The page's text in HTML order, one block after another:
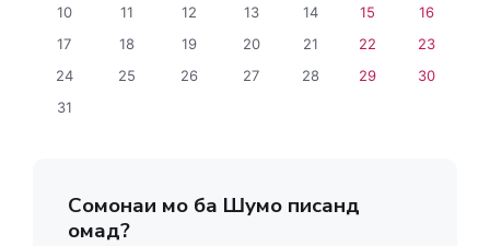
10
11 12 13 14 15
16
17
18 19 20 21 22
23
24
25 26 27 28 29
30
31
Сомонаи мо ба Шумо писанд
омад?